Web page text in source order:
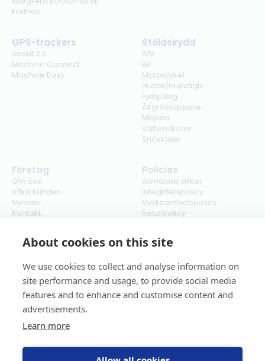
About cookies on this site
We use cookies to collect and analyse information on
site performance and usage, to provide social media
features and to enhance and customise content and
advertisements.
Learn more
Fortnox
GPS-trackers
Scout 2.0
Machine Connect
Machine Easy
Stöldskydd
Båt
Bil
Motorcykel
Husbil/Husvagn
Fyrhjuling
Åkgräsklippare
Moped
Vattenskoter
Snöskoter
Företag
Om oss
Våra kunder
Nyheter
Kontakt
Policies
Allmänna villkor
Integritetspolicy
Verksamhetspolicy
Returpolicy
Cookies